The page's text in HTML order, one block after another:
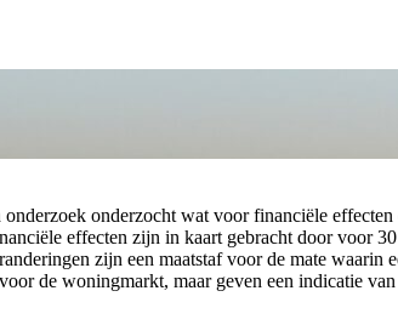
onderzocht wat voor financiële effecten
effecten zijn in kaart gebracht door voor
zijn een maatstaf voor de mate waarin
de woningmarkt, maar geven een indicatie